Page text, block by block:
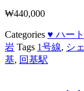
₩440,000
Categories ♥ ハー
岩 Tags 1号線, シ
基, 回基駅